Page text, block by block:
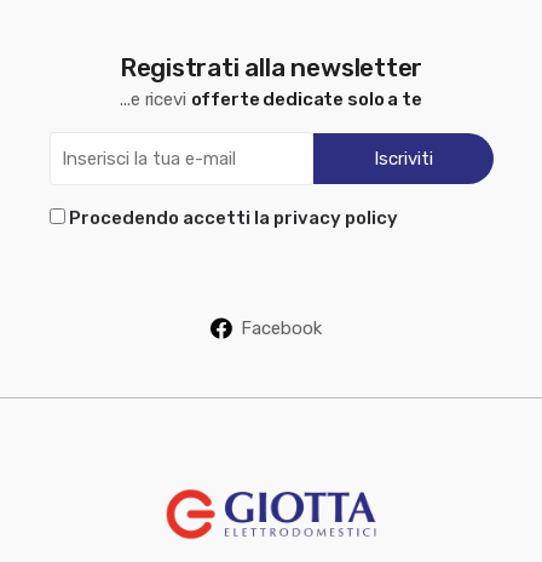
Registrati alla newsletter
...e ricevi offerte dedicate solo a te
Procedendo accetti la privacy policy
Facebook